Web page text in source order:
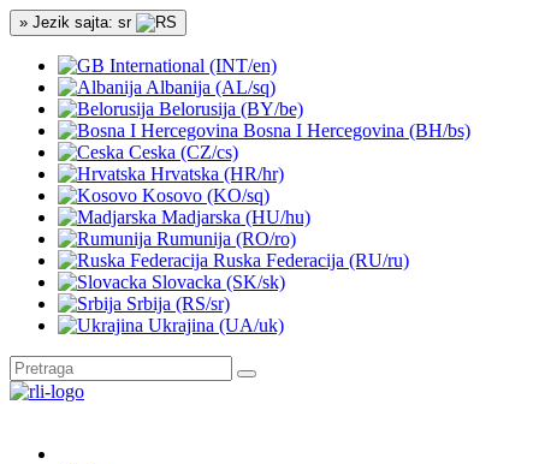
» Jezik sajta: sr
International (INT/en)
Albanija (AL/sq)
Belorusija (BY/be)
Bosna I Hercegovina (BH/bs)
Ceska (CZ/cs)
Hrvatska (HR/hr)
Kosovo (KO/sq)
Madjarska (HU/hu)
Rumunija (RO/ro)
Ruska Federacija (RU/ru)
Slovacka (SK/sk)
Srbija (RS/sr)
Ukrajina (UA/uk)